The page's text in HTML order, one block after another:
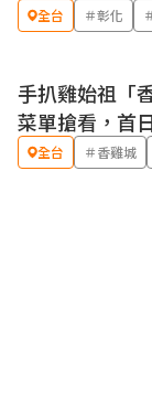
全台 ＃彰化
手扒雞始祖「
菜單搶看，首
全台 ＃香雞城